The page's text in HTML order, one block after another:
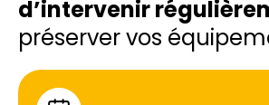
d’intervenir
préserver vos